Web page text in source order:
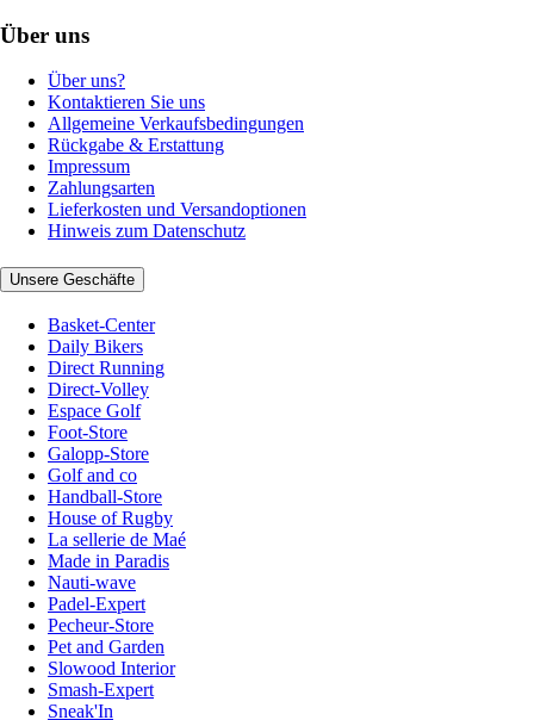
Über uns
Über uns?
Kontaktieren Sie uns
Allgemeine Verkaufsbedingungen
Rückgabe & Erstattung
Impressum
Zahlungsarten
Lieferkosten und Versandoptionen
Hinweis zum Datenschutz
Unsere Geschäfte
Basket-Center
Daily Bikers
Direct Running
Direct-Volley
Espace Golf
Foot-Store
Galopp-Store
Golf and co
Handball-Store
House of Rugby
La sellerie de Maé
Made in Paradis
Nauti-wave
Padel-Expert
Pecheur-Store
Pet and Garden
Slowood Interior
Smash-Expert
Sneak'In